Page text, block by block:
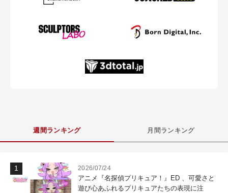
週間ランキング 月間ランキング
2026/07/24
アニメ『名探偵プリキュア！』ED 、可愛さと
遊び心あふれるプリキュアたちの表現に注